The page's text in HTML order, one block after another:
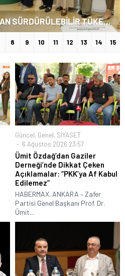
MİGROS VE BAKANLIK’TAN SÜRDÜRÜLEBİLİR TÜKETİM İÇİN DEV İŞ BİRLİĞİ
8 9 10 11 12 13 14 15
Güncel, Genel, SİYASET
6 Ağustos 2026 23:57
Ümit Özdağ’dan Gaziler
Derneği’nde Dikkat Çeken
Açıklamalar: “PKK’ya Af Kabul
Edilemez”
HABERMAX. ANKARA – Zafer
Partisi Genel Başkanı Prof. Dr.
Ümit...